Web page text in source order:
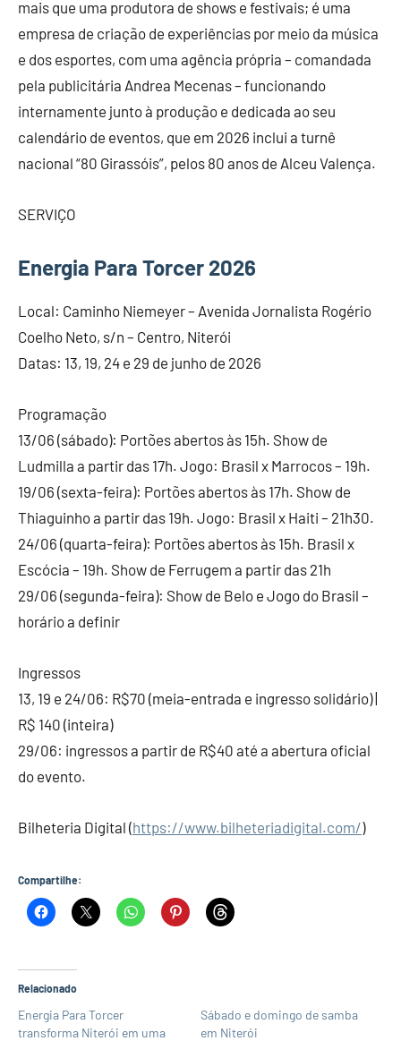
mais que uma produtora de shows e festivais; é uma
empresa de criação de experiências por meio da música
e dos esportes, com uma agência própria – comandada
pela publicitária Andrea Mecenas – funcionando
internamente junto à produção e dedicada ao seu
calendário de eventos, que em 2026 inclui a turnê
nacional “80 Girassóis”, pelos 80 anos de Alceu Valença.
SERVIÇO
Energia Para Torcer 2026
Local: Caminho Niemeyer – Avenida Jornalista Rogério
Coelho Neto, s/n – Centro, Niterói
Datas: 13, 19, 24 e 29 de junho de 2026
Programação
13/06 (sábado): Portões abertos às 15h. Show de
Ludmilla a partir das 17h. Jogo: Brasil x Marrocos – 19h.
19/06 (sexta-feira): Portões abertos às 17h. Show de
Thiaguinho a partir das 19h. Jogo: Brasil x Haiti – 21h30.
24/06 (quarta-feira): Portões abertos às 15h. Brasil x
Escócia – 19h. Show de Ferrugem a partir das 21h
29/06 (segunda-feira): Show de Belo e Jogo do Brasil –
horário a definir
Ingressos
13, 19 e 24/06: R$70 (meia-entrada e ingresso solidário) |
R$ 140 (inteira)
29/06: ingressos a partir de R$40 até a abertura oficial
do evento.
Bilheteria Digital (https://www.bilheteriadigital.com/)
Compartilhe:
Relacionado
Energia Para Torcer
transforma Niterói em uma
Sábado e domingo de samba
em Niterói